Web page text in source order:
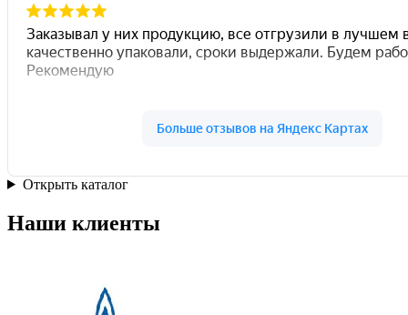
Открыть каталог
Наши клиенты